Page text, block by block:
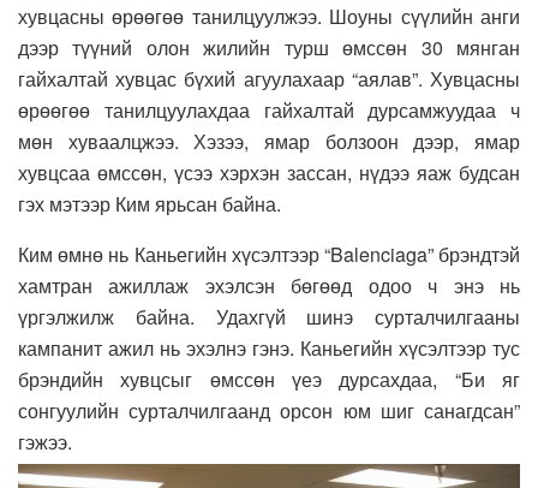
хувцасны өрөөгөө танилцуулжээ. Шоуны сүүлийн анги
дээр түүний олон жилийн турш өмссөн 30 мянган
гайхалтай хувцас бүхий агуулахаар “аялав”. Хувцасны
өрөөгөө танилцуулахдаа гайхалтай дурсамжуудаа ч
мөн хуваалцжээ. Хэзээ, ямар болзоон дээр, ямар
хувцсаа өмссөн, үсээ хэрхэн зассан, нүдээ яаж будсан
гэх мэтээр Ким ярьсан байна.
Ким өмнө нь Каньегийн хүсэлтээр “Balenciaga” брэндтэй
хамтран ажиллаж эхэлсэн бөгөөд одоо ч энэ нь
үргэлжилж байна. Удахгүй шинэ сурталчилгааны
кампанит ажил нь эхэлнэ гэнэ. Каньегийн хүсэлтээр тус
брэндийн хувцсыг өмссөн үеэ дурсахдаа, “Би яг
сонгуулийн сурталчилгаанд орсон юм шиг санагдсан”
гэжээ.